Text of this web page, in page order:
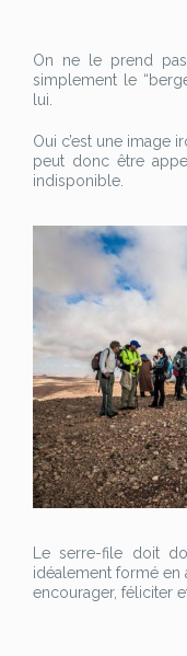
On ne le prend
simplement le
lui.
Oui c’est une image
peut donc être
indisponible.
Le serre-file doit
idéalement formé en
encourager, féliciter